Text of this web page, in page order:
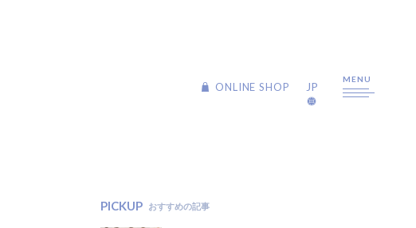
ONLINE SHOP JP
MENU
PICKUP おすすめの記事
ONLINE SHOP JP
ABOUT US